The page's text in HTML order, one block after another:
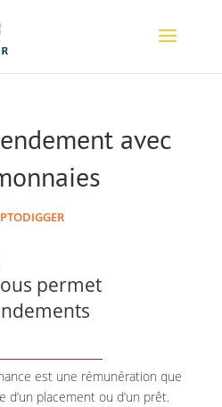
avec
permet
est une rémunération que
d’un placement ou d’un prêt.